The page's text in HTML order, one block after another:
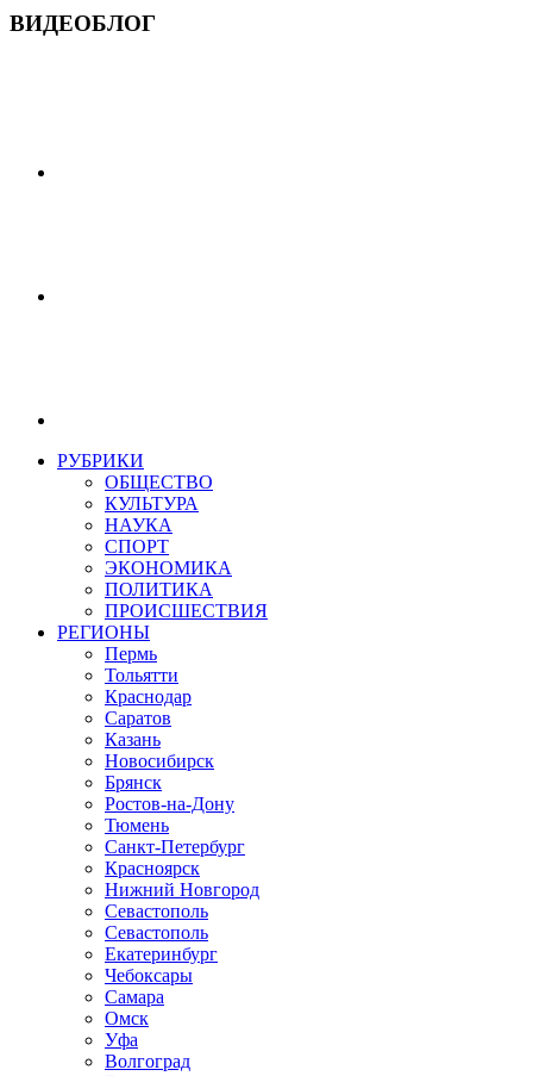
ВИДЕОБЛОГ
РУБРИКИ
ОБЩЕСТВО
КУЛЬТУРА
НАУКА
СПОРТ
ЭКОНОМИКА
ПОЛИТИКА
ПРОИСШЕСТВИЯ
РЕГИОНЫ
Пермь
Тольятти
Краснодар
Саратов
Казань
Новосибирск
Брянск
Ростов-на-Дону
Тюмень
Санкт-Петербург
Красноярск
Нижний Новгород
Севастополь
Севастополь
Екатеринбург
Чебоксары
Самара
Омск
Уфа
Волгоград